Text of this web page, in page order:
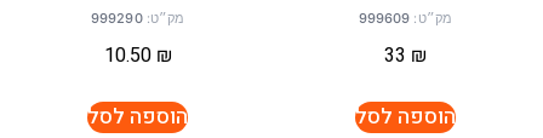
מק״ט:
33 ₪
הוספה לסל
מק״ט: 999290
10.50 ₪
הוספה לסל